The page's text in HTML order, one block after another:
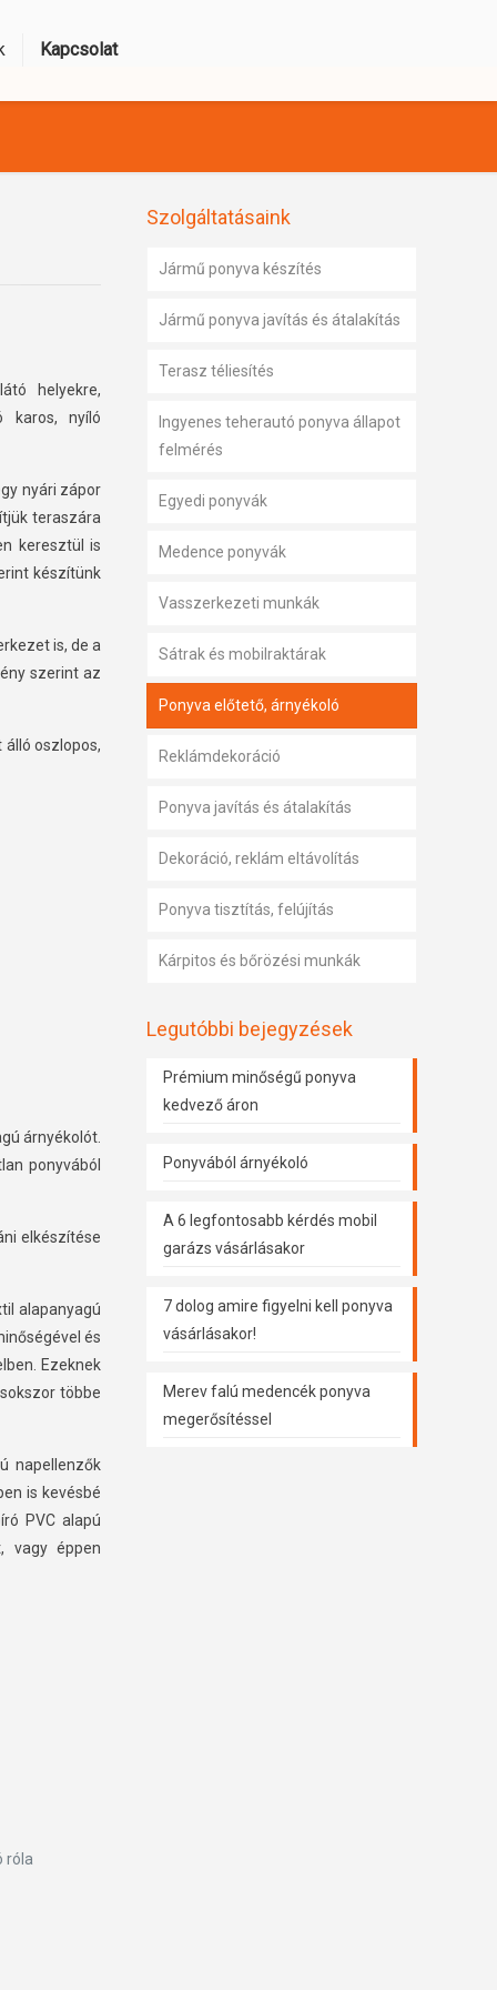
Kapcsolat
helyekre,
karos, nyíló
nyári zápor
teraszára
keresztül is
készítünk
is, de a
szerint az
oszlopos,
árnyékolót.
ponyvából
elkészítése
alapanyagú
és
Ezeknek
többe
napellenzők
is kevésbé
PVC alapú
vagy éppen
róla
Szolgáltatásaink
Jármű ponyva készítés
Jármű ponyva javítás és átalakítás
Terasz téliesítés
Ingyenes teherautó ponyva állapot
felmérés
Egyedi ponyvák
Medence ponyvák
Vasszerkezeti munkák
Sátrak és mobilraktárak
Ponyva előtető, árnyékoló
Reklámdekoráció
Ponyva javítás és átalakítás
Dekoráció, reklám eltávolítás
Ponyva tisztítás, felújítás
Kárpitos és bőrözési munkák
Legutóbbi bejegyzések
Prémium minőségű ponyva
kedvező áron
Ponyvából árnyékoló
A 6 legfontosabb kérdés mobil
garázs vásárlásakor
7 dolog amire figyelni kell ponyva
vásárlásakor!
Merev falú medencék ponyva
megerősítéssel